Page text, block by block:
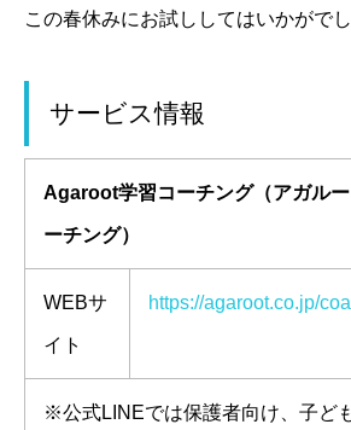
この春休みにお試ししてはいかがで
サービス情報
Agaroot学習コーチング（アガル
ーチング）
WEBサ
イト
https://agaroot.co.jp/
※公式LINEでは保護者向け、子ど